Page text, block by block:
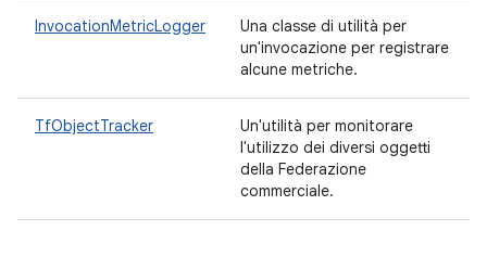
InvocationMetricLogger
Una classe di utilità per
un'invocazione per registrare
alcune metriche.
TfObjectTracker
Un'utilità per monitorare
l'utilizzo dei diversi oggetti
della Federazione
commerciale.